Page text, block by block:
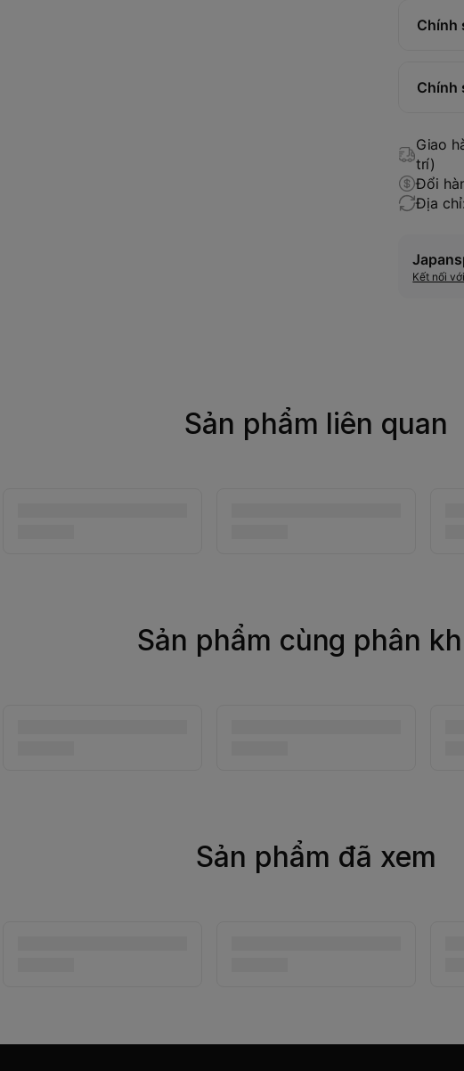
Chính
Chính
Giao
trí)
Đổi
Địa
Kết nối
Sản phẩm liên quan
Sản phẩm cùng phân
Sản phẩm đã xem